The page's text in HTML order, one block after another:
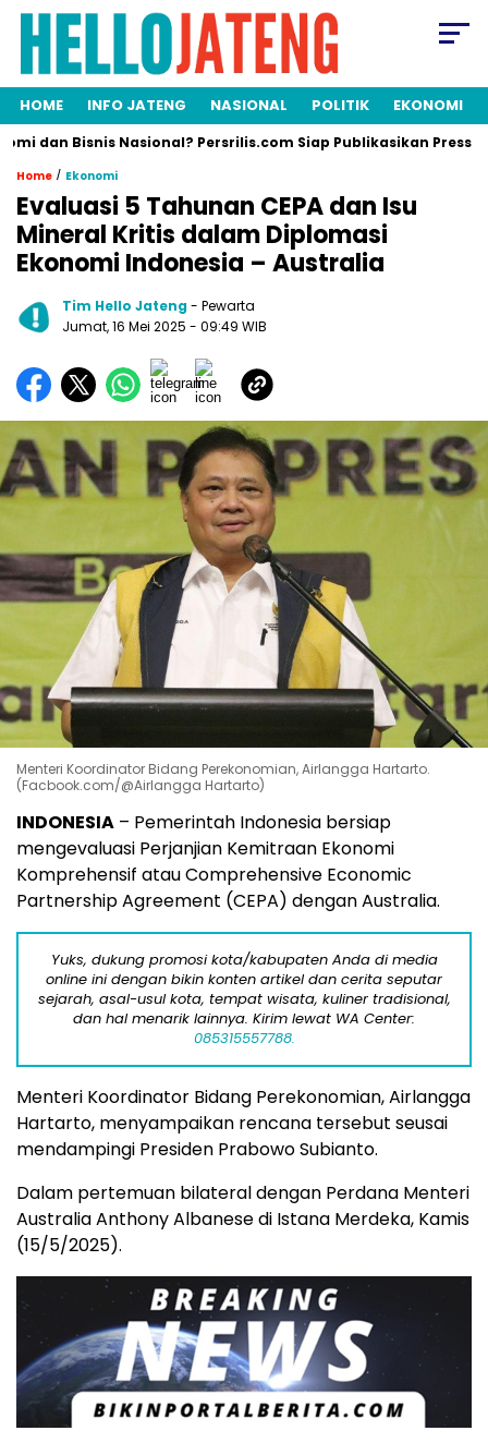
HOME INFO JATENG NASIONAL POLITIK EKONOMI
Nasional? Persrilis.com Siap Publikasikan Press Release
Home / Ekonomi
Evaluasi 5 Tahunan CEPA dan Isu
Mineral Kritis dalam Diplomasi
Ekonomi Indonesia – Australia
Tim Hello Jateng- Pewarta
Jumat, 16 Mei 2025 - 09:49 WIB
Menteri Koordinator Bidang Perekonomian, Airlangga Hartarto.
(Facbook.com/@Airlangga Hartarto)
INDONESIA – Pemerintah Indonesia bersiap
mengevaluasi Perjanjian Kemitraan Ekonomi
Komprehensif atau Comprehensive Economic
Partnership Agreement (CEPA) dengan Australia.
Yuks, dukung promosi kota/kabupaten Anda di media
online ini dengan bikin konten artikel dan cerita seputar
sejarah, asal-usul kota, tempat wisata, kuliner tradisional,
dan hal menarik lainnya. Kirim lewat WA Center:
085315557788.
Menteri Koordinator Bidang Perekonomian, Airlangga
Hartarto, menyampaikan rencana tersebut seusai
mendampingi Presiden Prabowo Subianto.
Dalam pertemuan bilateral dengan Perdana Menteri
Australia Anthony Albanese di Istana Merdeka, Kamis
(15/5/2025).